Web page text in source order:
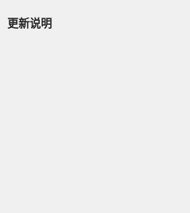
更新说明